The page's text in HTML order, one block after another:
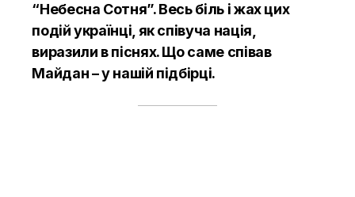
“Небесна Сотня”. Весь біль і жах цих
подій українці, як співуча нація,
виразили в піснях. Що саме співав
Майдан – у нашій підбірці.